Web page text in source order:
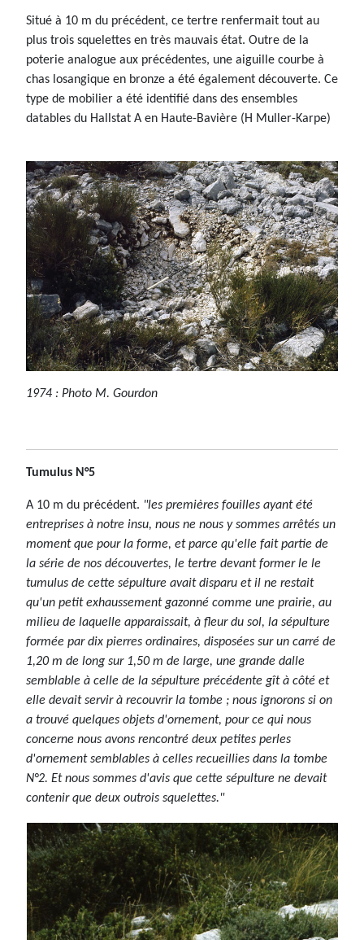
Situé à 10 m du précédent, ce tertre renfermait tout au
plus trois squelettes en très mauvais état. Outre de la
poterie analogue aux précédentes, une aiguille courbe à
chas losangique en bronze a été également découverte. Ce
type de mobilier a été identifié dans des ensembles
datables du Hallstat A en Haute-Bavière (H Muller-Karpe)
1974 : Photo M. Gourdon
Tumulus N°5
A 10 m du précédent. "les premières fouilles ayant été
entreprises à notre insu, nous ne nous y sommes arrêtés un
moment que pour la forme, et parce qu'elle fait partie de
la série de nos découvertes, le tertre devant former le le
tumulus de cette sépulture avait disparu et il ne restait
qu'un petit exhaussement gazonné comme une prairie, au
milieu de laquelle apparaissait, à fleur du sol, la sépulture
formée par dix pierres ordinaires, disposées sur un carré de
1,20 m de long sur 1,50 m de large, une grande dalle
semblable à celle de la sépulture précédente gît à côté et
elle devait servir à recouvrir la tombe ; nous ignorons si on
a trouvé quelques objets d'ornement, pour ce qui nous
concerne nous avons rencontré deux petites perles
d'ornement semblables à celles recueillies dans la tombe
N°2. Et nous sommes d'avis que cette sépulture ne devait
contenir que deux outrois squelettes."